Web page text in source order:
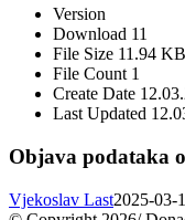
Version
Download 11
File Size 11.94 KB
File Count 1
Create Date
Last Updated
Objava podataka
Vjekoslav Last2025-03-